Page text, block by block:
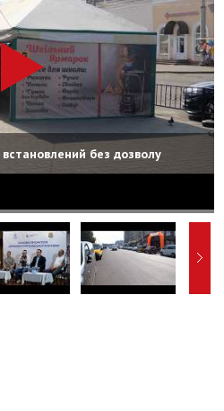
без дозволу